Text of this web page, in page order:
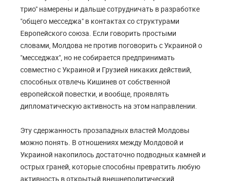
трио" намерены и дальше сотрудничать в разработке
"общего месседжа" в контактах со структурами
Европейского союза. Если говорить простыми
словами, Молдова не против поговорить с Украиной о
"месседжах", но не собирается предпринимать
совместно с Украиной и Грузией никаких действий,
способных отвлечь Кишинев от собственной
европейской повестки, и вообще, проявлять
дипломатическую активность на этом направлении.
Эту сдержанность прозападных властей Молдовы
можно понять. В отношениях между Молдовой и
Украиной накопилось достаточно подводных камней и
острых граней, которые способны превратить любую
активность в открытый внешнеполитический